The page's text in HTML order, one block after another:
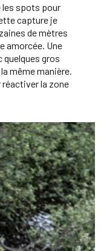
les spots pour
capture je
de mètres
amorcée. Une
quelques gros
même manière.
réactiver la zone